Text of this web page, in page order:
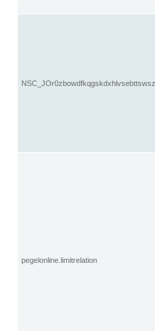
pegelonline.limitrelation